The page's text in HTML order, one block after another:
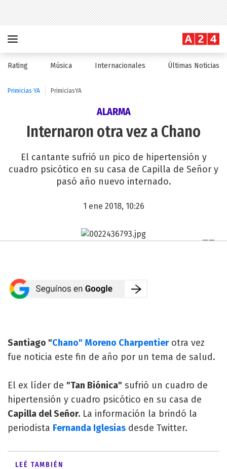
Rating Música Internacionales Últimas Noticias
Primicias YA PrimiciasYA
ALARMA
Internaron otra vez a Chano
El cantante sufrió un pico de hipertensión y
cuadro psicótico en su casa de Capilla de Señor y
pasó año nuevo internado.
1 ene 2018, 10:26
Santiago "Chano" Moreno Charpentierotra vez
fue noticia este fin de año por un tema de salud.
El ex líder de "Tan Biónica" sufrió un cuadro de
hipertensión y cuadro psicótico en su casa de
Capilla del Señor. La información la brindó la
periodista Fernanda Iglesias desde Twitter.
LEÉ TAMBIÉN